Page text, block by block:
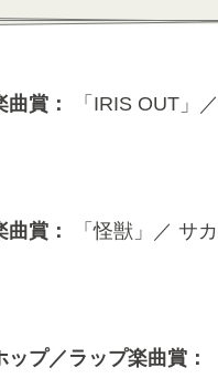
賞： 「IRIS OUT」
賞： 「怪獣」／ サ
プ／ラップ楽曲賞：